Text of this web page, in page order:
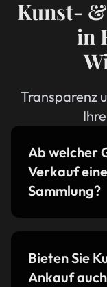
Kunst-
in
Transparenz
Ab welcher
Verkauf
Sammlung?
Bieten Sie
Ankauf